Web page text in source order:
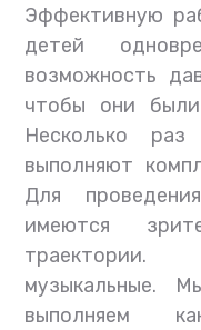
Эффективную
детей
возможность
чтобы они
Несколько
выполняют
Для
имеются
траектории.
музыкальные.
выполняем